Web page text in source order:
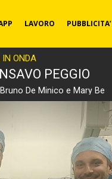
LAVORO PUBBLICITA’
IN ONDA
PEGGIO
De Minico e Mary Be